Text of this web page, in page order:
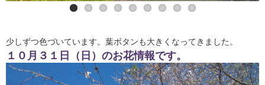
少しずつ色づいています。葉ボタンも大きくなってきました。
１０月３１日（日）のお花情報です。